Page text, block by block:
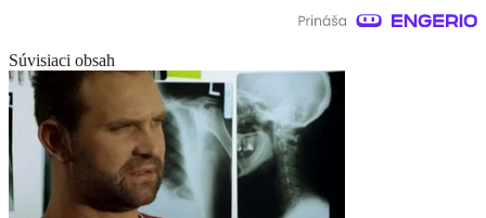
Súvisiaci obsah